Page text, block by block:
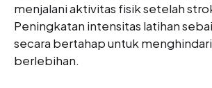
menjalani aktivitas fisik setelah
Peningkatan intensitas latihan
secara bertahap untuk
berlebihan.